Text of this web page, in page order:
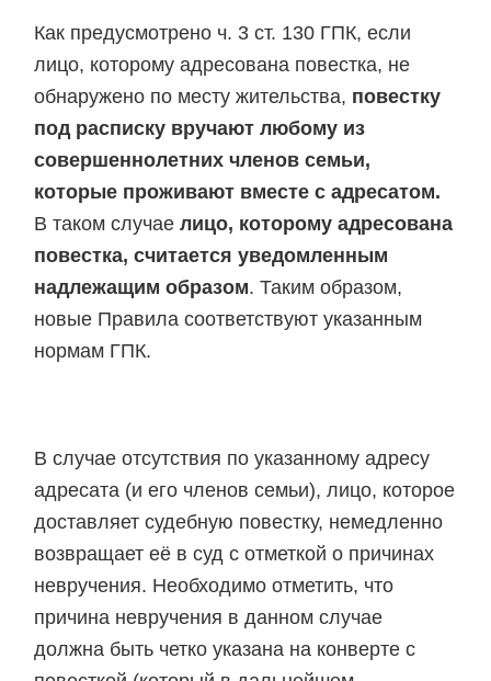
Как предусмотрено ч. 3 ст. 130 ГПК, если
лицо, которому адресована повестка, не
обнаружено по месту жительства, повестку
под расписку вручают любому из
совершеннолетних членов семьи,
которые проживают вместе с адресатом.
В таком случаелицо, которому адресована
повестка, считается уведомленным
надлежащим образом. Таким образом,
новые Правила соответствуют указанным
нормам ГПК.
В случае отсутствия по указанному адресу
адресата (и его членов семьи), лицо, которое
доставляет судебную повестку, немедленно
возвращает её в суд с отметкой о причинах
невручения. Необходимо отметить, что
причина невручения в данном случае
должна быть четко указана на конверте с